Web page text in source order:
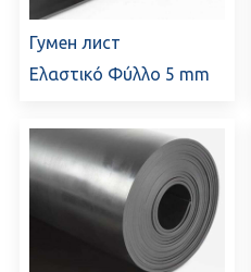
Гумен лист
Ελαστικό Φύλλο 5 mm